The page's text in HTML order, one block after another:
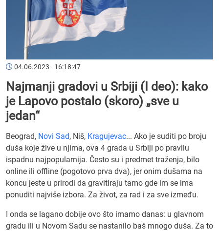
04.06.2023 - 16:18:47
Najmanji gradovi u Srbiji (I deo): kako
je Lapovo postalo (skoro) „sve u
jedan“
Beograd, Novi Sad, Niš, Kragujevac... Ako je suditi po broju
duša koje žive u njima, ova 4 grada u Srbiji po pravilu
ispadnu najpopularnija. Često su i predmet traženja, bilo
online ili offline (pogotovo prva dva), jer onim dušama na
koncu jeste u prirodi da gravitiraju tamo gde im se ima
ponuditi najviše izbora. Za život, za rad i za sve između.
I onda se lagano dobije ovo što imamo danas: u glavnom
gradu ili u Novom Sadu se nastanilo baš mnogo duša. Za to